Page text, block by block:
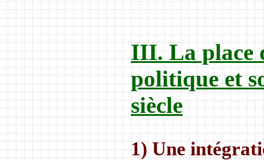
III. La place
politique et
siècle
1) Une